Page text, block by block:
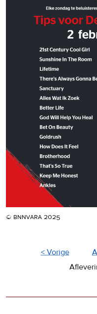
© bnnvara 2025
< Vorige